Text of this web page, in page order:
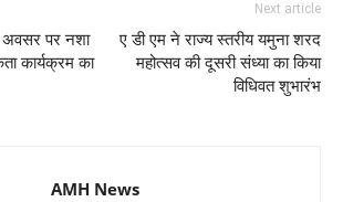
पर नशा
कार्यक्रम का
Next article
ए डी एम ने राज्य स्तरीय यमुना शरद
महोत्सव की दूसरी संध्या का किया
विधिवत शुभारंभ
AMH News